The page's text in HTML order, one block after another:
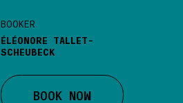
BOOKER
ÉLÉONORE TALLET-
SCHEUBECK
BOOK NOW